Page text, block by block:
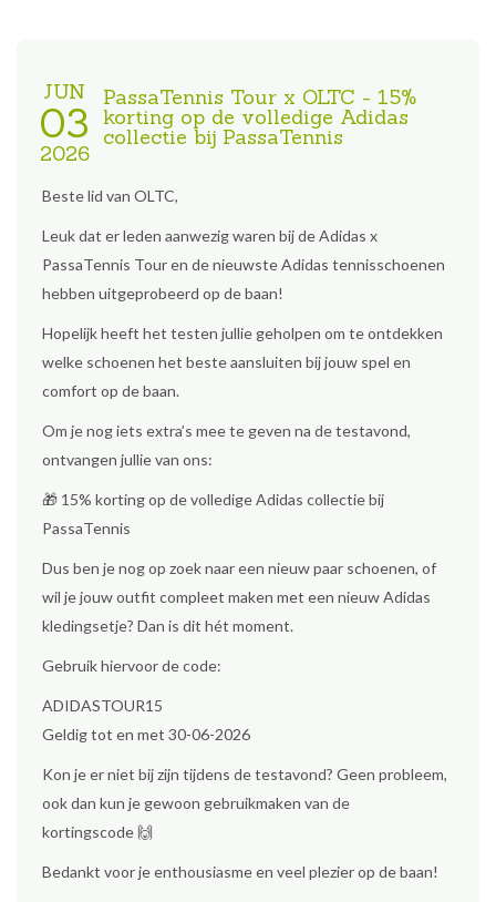
PassaTennis Tour x OLTC - 15%
korting op de volledige Adidas
collectie bij PassaTennis
JUN
03
2026
Beste lid van OLTC,
Leuk dat er leden aanwezig waren bij de Adidas x
PassaTennis Tour en de nieuwste Adidas tennisschoenen
hebben uitgeprobeerd op de baan!
Hopelijk heeft het testen jullie geholpen om te ontdekken
welke schoenen het beste aansluiten bij jouw spel en
comfort op de baan.
Om je nog iets extra’s mee te geven na de testavond,
ontvangen jullie van ons:
🎁 15% korting op de volledige Adidas collectie bij
PassaTennis
Dus ben je nog op zoek naar een nieuw paar schoenen, of
wil je jouw outfit compleet maken met een nieuw Adidas
kledingsetje? Dan is dit hét moment.
Gebruik hiervoor de code:
ADIDASTOUR15
Geldig tot en met 30-06-2026
Kon je er niet bij zijn tijdens de testavond? Geen probleem,
ook dan kun je gewoon gebruikmaken van de
kortingscode 🙌
Bedankt voor je enthousiasme en veel plezier op de baan!